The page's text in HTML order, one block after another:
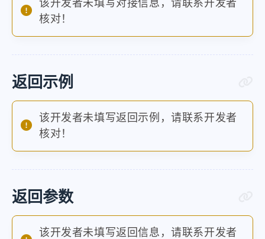
该开发者未填写对接信息，请联系开发者
核对！
返回示例
该开发者未填写返回示例，请联系开发者
核对！
返回参数
该开发者未填写返回信息，请联系开发者